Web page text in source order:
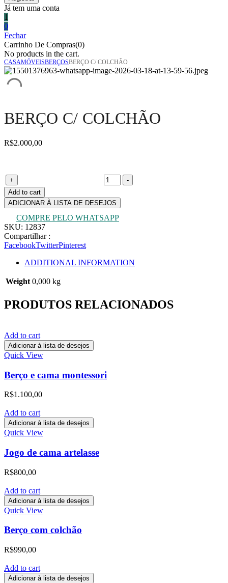
Já tem uma conta
1
0
Fechar
Carrinho De Compras(0)
No products in the cart.
CASAMÓVEISBERÇOSBERÇO C/ COLCHÃO
BERÇO C/ COLCHÃO
R$2.000,00
+
-
Add to cart
ADICIONAR À LISTA DE DESEJOS
COMPRE PELO WHATSAPP
SKU: 12837
Compartilhar :
FacebookTwitterPinterest
ADDITIONAL INFORMATION
Weight 0,000 kg
PRODUTOS RELACIONADOS
Add to cart
Adicionar à lista de desejos
Quick View
Berço e cama montessori
R$1.100,00
Add to cart
Adicionar à lista de desejos
Quick View
Jogo de cama artelasse
R$800,00
Add to cart
Adicionar à lista de desejos
Quick View
Berço com colchão
R$990,00
Add to cart
Adicionar à lista de desejos